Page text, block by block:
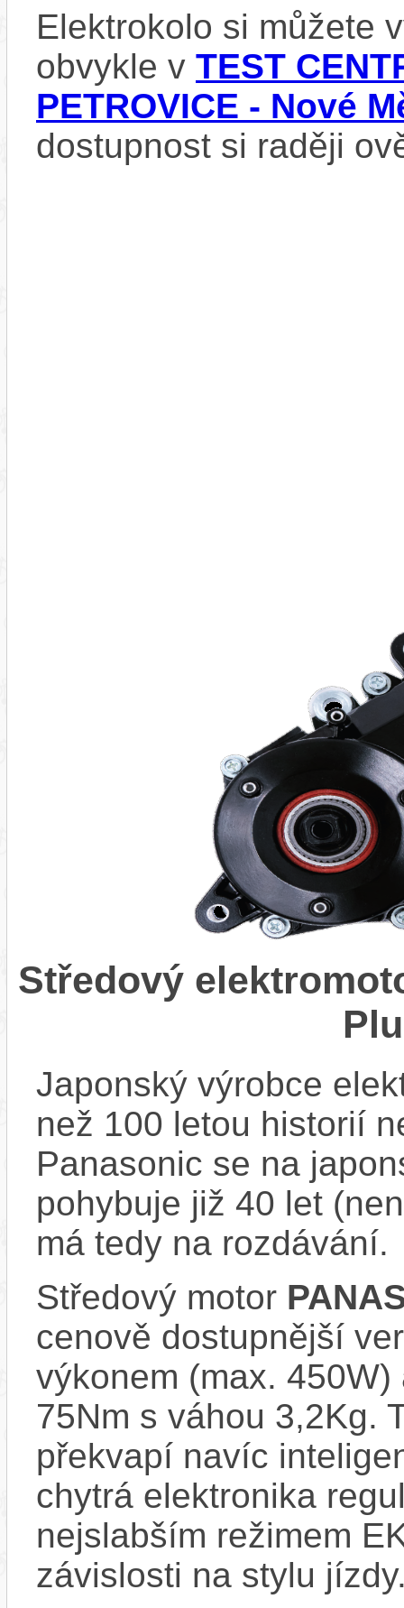
Elektrokolo si můžete
obvykle v TEST
PETROVICE - Nové
dostupnost si raději
Středový
Japonský výrobce
než 100 letou historií
Panasonic se na
pohybuje již 40 let
má tedy na rozdávání.
Středový motor
cenově dostupnější
výkonem (max.
75Nm s váhou 3,2Kg.
překvapí navíc
chytrá elektronika
nejslabším režimem
závislosti na stylu